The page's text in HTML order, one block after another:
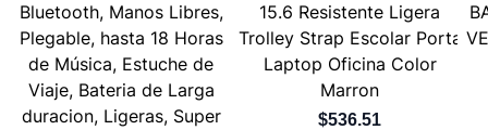
Bluetooth, Manos Libres,
Plegable, hasta 18 Horas
de Música, Estuche de
Viaje, Bateria de Larga
duracion, Ligeras, Super
15.6 Resistente Ligera
Trolley Strap Escolar Porta
Laptop Oficina Color
Marron
$536.51